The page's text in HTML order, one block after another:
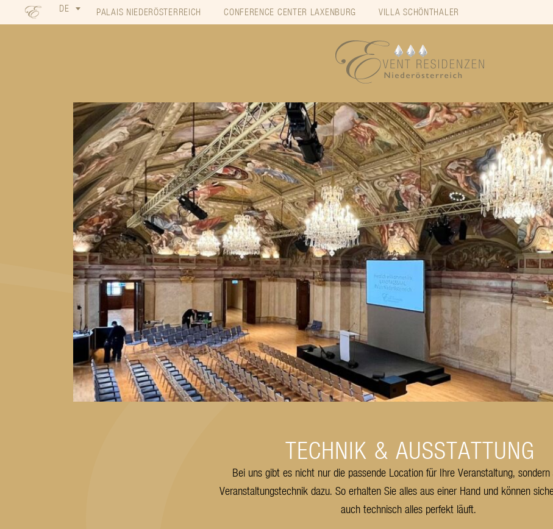
DE PALAIS NIEDERÖSTERREICH CONFERENCE CENTER LAXENBURG VILLA SCHÖNTHALER
TECHNIK & AUSSTATTUNG
Bei uns gibt es nicht nur die passende Location für Ihre Veranstaltung,
Veranstaltungstechnik dazu. So erhalten Sie alles aus einer Hand und können
auch technisch alles perfekt läuft.